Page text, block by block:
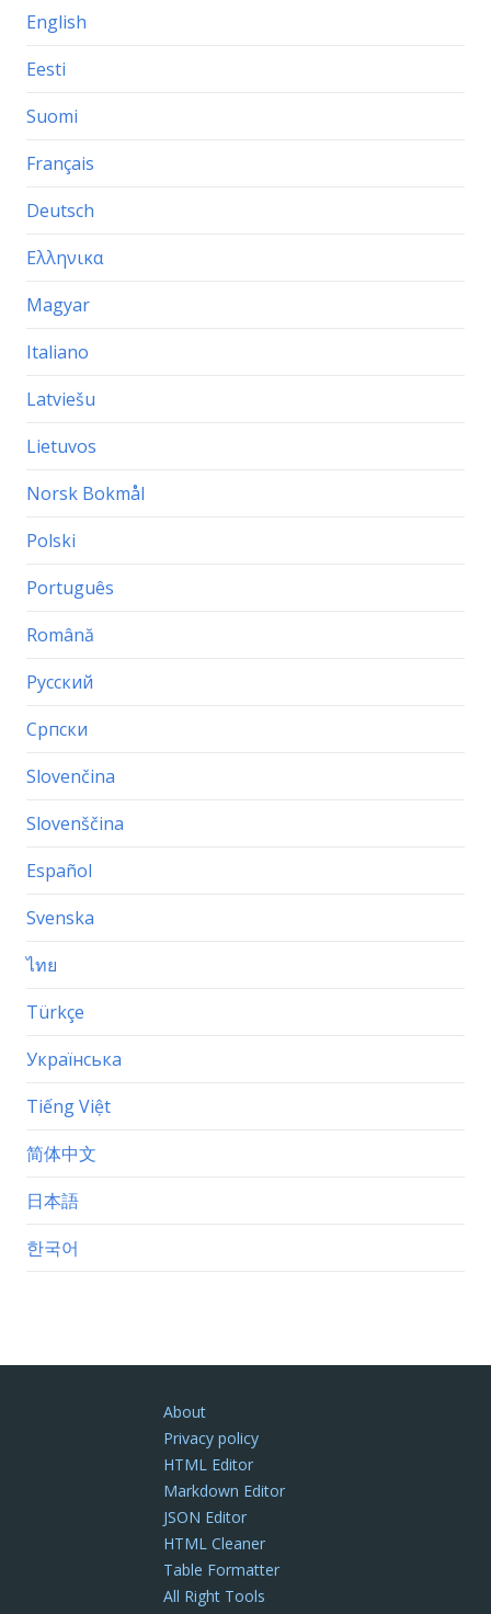
English
Eesti
Suomi
Français
Deutsch
Ελληνικα
Magyar
Italiano
Latviešu
Lietuvos
Norsk Bokmål
Polski
Português
Română
Русский
Српски
Slovenčina
Slovenščina
Español
Svenska
ไทย
Türkçe
Українська
Tiếng Việt
简体中文
日本語
한국어
About
Privacy policy
HTML Editor
Markdown Editor
JSON Editor
HTML Cleaner
Table Formatter
All Right Tools